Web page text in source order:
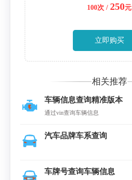
100次 /250元
立即购买
相关推荐
车辆信息查询精准版本
通过vin查询车辆信息
汽车品牌车系查询
车牌号查询车辆信息